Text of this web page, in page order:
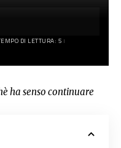
DI LETTURA: 5
ha senso continuare